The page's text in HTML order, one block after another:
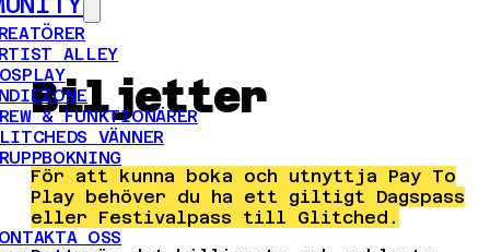
ALLEY
& FUNKTIONÄRER
VÄNNER
OSS
Biljetter
För att kunna boka och utnyttja Pay To
Play behöver du ha ett giltigt Dagspass
eller Festivalpass till Glitched.